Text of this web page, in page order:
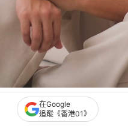
楊潮凱發文悼念。（IG@hoi1218）
在Google
追蹤《香港01》